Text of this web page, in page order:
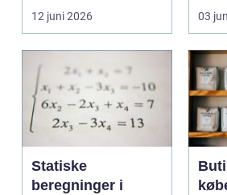
virksomheder, de...
12 juni 2026 03
Statiske
beregninger i